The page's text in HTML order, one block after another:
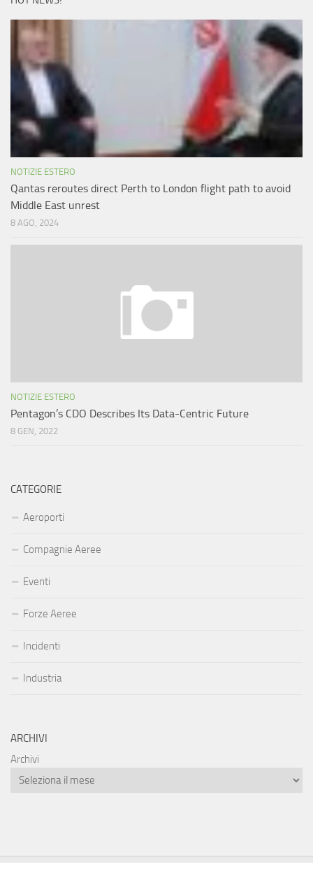
NOTIZIE ESTERO
Qantas reroutes direct Perth to London flight path to avoid
Middle East unrest
8 AGO, 2024
NOTIZIE ESTERO
Pentagon’s CDO Describes Its Data-Centric Future
8 GEN, 2022
CATEGORIE
Aeroporti
Compagnie Aeree
Eventi
Forze Aeree
Incidenti
Industria
ARCHIVI
Archivi